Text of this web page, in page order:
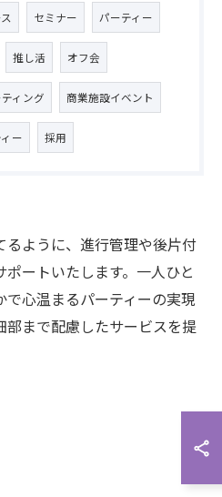
セミナー パーティー
推し活 オフ会
ィング 商業施設イベント
ー 採用
ように、進行管理や後片付
ートいたします。一人ひと
で心温まるパーティーの実現
まで配慮したサービスを提